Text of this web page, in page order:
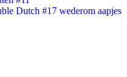
Dutch #17 wederom aapjes